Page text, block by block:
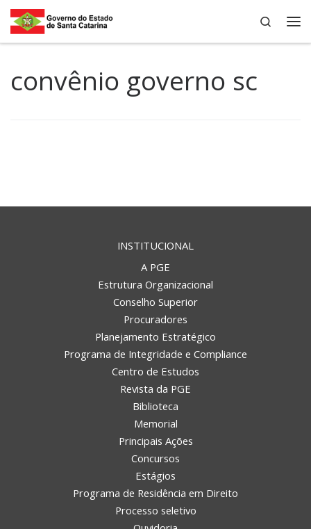
Skip to content
Search
convênio governo sc
INSTITUCIONAL
A PGE
Estrutura Organizacional
Conselho Superior
Procuradores
Planejamento Estratégico
Programa de Integridade e Compliance
Centro de Estudos
Revista da PGE
Biblioteca
Memorial
Principais Ações
Concursos
Estágios
Programa de Residência em Direito
Processo seletivo